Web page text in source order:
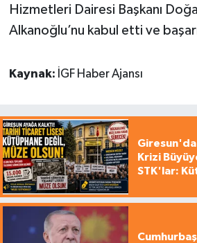
Hizmetleri Dairesi Başkanı
Alkanoğlu’nu kabul etti ve
Kaynak: İGF Haber Ajansı
Giresun'da
Krizi
STK'lar: